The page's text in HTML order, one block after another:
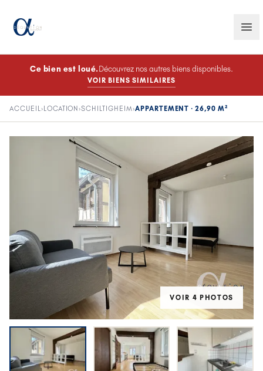
Ce bien est loué.Découvrez nos autres biens disponibles.
VOIR BIENS SIMILAIRES
ACCUEIL› LOCATION›SCHILTIGHEIM›APPARTEMENT · 26,90 M²
LOUÉ
VOIR 4 PHOTOS